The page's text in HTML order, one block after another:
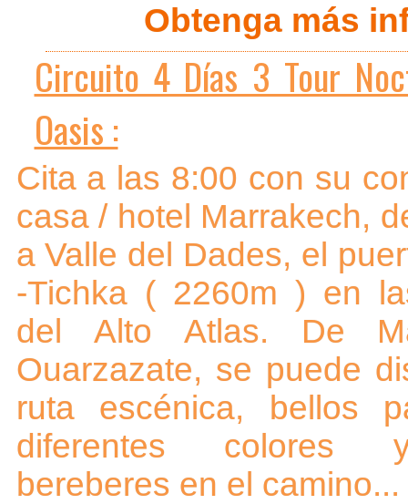
Obtenga más
Circuito 4 Días 3 Tour
Oasis :
Cita a las 8:00 con su
casa / hotel Marrakech,
a Valle del Dades, el
-Tichka ( 2260m ) en
del Alto Atlas. De
Ouarzazate, se puede
ruta escénica, bellos
diferentes colores
bereberes en el camino...